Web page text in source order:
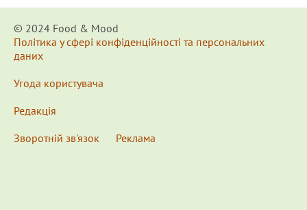
© 2024 Food & Мood
Політика у сфері конфіденційності та персональних
даних
Угода користувача
Редакція
Зворотній зв'язок
Реклама